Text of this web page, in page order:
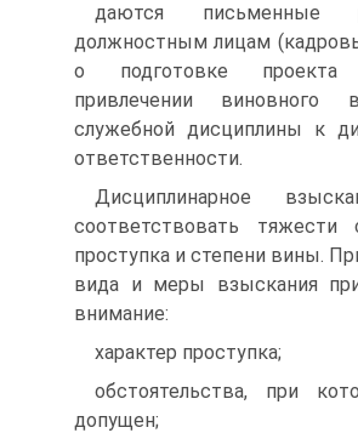
даются письменные
должностным лицам
о подготовке
привлечении виновного
служебной дисциплины к
ответственности.
Дисциплинарное
соответствовать тяжести
проступка и степени вины.
вида и меры взыскания
внимание:
характер проступка;
обстоятельства, при
допущен;